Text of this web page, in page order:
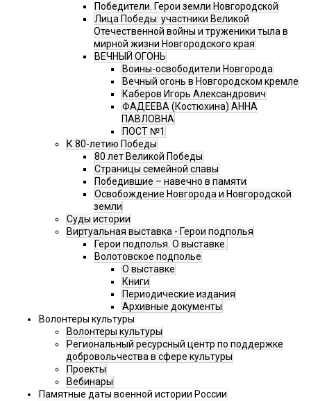
Победители. Герои земли Новгородской
Лица Победы: участники Великой
Отечественной войны и труженики тыла в
мирной жизни Новгородского края
ВЕЧНЫЙ ОГОНЬ
Воины-освободители Новгорода
Вечный огонь в Новгородском кремле
Каберов Игорь Александрович
ФАДЕЕВА (Костюхина) АННА
ПАВЛОВНА
ПОСТ №1
К 80-летию Победы
80 лет Великой Победы
Страницы семейной славы
Победившие – навечно в памяти
Освобождение Новгорода и Новгородской
земли
Суды истории
Виртуальная выставка - Герои подполья
Герои подполья. О выставке.
Волотовское подполье
О выставке
Книги
Периодические издания
Архивные документы
Волонтеры культуры
Волонтеры культуры
Региональный ресурсный центр по поддержке
добровольчества в сфере культуры
Проекты
Вебинары
Памятные даты военной истории России